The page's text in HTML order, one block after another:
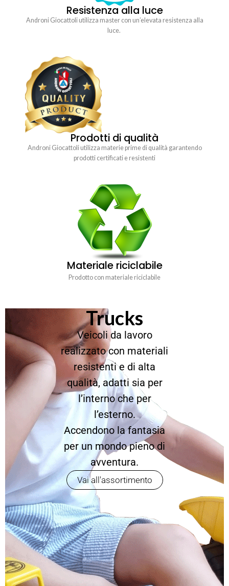
Resistenza alla luce
Androni Giocattoli utilizza master con un’elevata resistenza alla
luce.
Prodotti di qualità
Androni Giocattoli utilizza materie prime di qualità garantendo
prodotti certificati e resistenti
Materiale riciclabile
Prodotto con materiale riciclabile
Trucks
Veicoli da lavoro
realizzato con materiali
resistenti e di alta
qualità, adatti sia per
l’interno che per
l’esterno.
Accendono la fantasia
per un mondo pieno di
avventura.
Vai all'assortimento